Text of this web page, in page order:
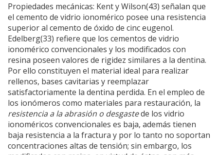
Propiedades mecánicas: Kent y Wilson(43) señalan que
el cemento de vidrio ionomérico posee una resistencia
superior al cemento de óxido de cinc eugenol.
Edelberg(33) refiere que los cementos de vidrio
ionomérico convencionales y los modificados con
resina poseen valores de rigidez similares a la dentina.
Por ello constituyen el material ideal para realizar
rellenos, bases cavitarias y reemplazar
satisfactoriamente la dentina perdida. En el empleo de
los ionómeros como materiales para restauración, la
resistencia a la abrasión o desgastede los vidrio
ionoméricos convencionales es baja, además tienen
baja resistencia a la fractura y por lo tanto no soportan
concentraciones altas de tensión; sin embargo, los